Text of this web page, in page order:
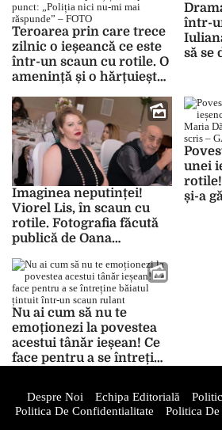
Teroarea prin care trece
zilnic o ieșeancă ce este
într-un scaun cu rotile. O
amenință și o hărțuiește
polițiștii au pus-o la
punct: „Poliția nici nu-mi
mai răspunde” – FOTO
într-
să se
Imaginea neputinței!
Viorel Lis, în scaun cu
rotile. Fotografia făcută
publică de Oana
fostul primar, la 78 de ani
unei
și-a
Nu ai cum să nu te
emoționezi la povestea
acestui tânăr ieșean! Ce
face pentru a se întreține
Despre Noi Echipa Editorială
Politica De Confidentialitate
Politica